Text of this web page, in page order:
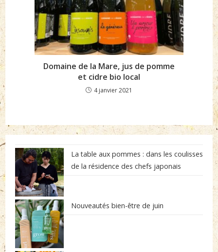
Domaine de la Mare, jus de pomme
et cidre bio local
4 janvier 2021
La table aux pommes : dans les coulisses
de la résidence des chefs japonais
Nouveautés bien-être de juin